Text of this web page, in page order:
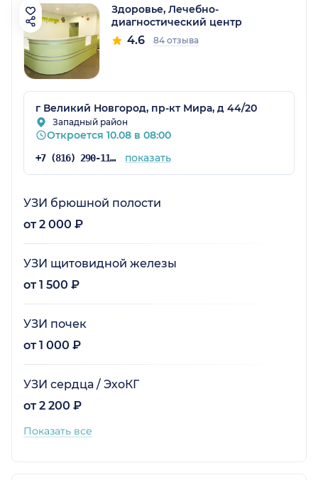
Здоровье, Лечебно-
диагностический центр
4.6 84 отзыва
г Великий Новгород, пр-кт Мира, д 44/20
Западный район
Откроется 10.08 в 08:00
+7 (816) 290-11-22 показать
УЗИ брюшной полости
от 2 000 ₽
УЗИ щитовидной железы
от 1 500 ₽
УЗИ почек
от 1 000 ₽
УЗИ сердца / ЭхоКГ
от 2 200 ₽
Показать все